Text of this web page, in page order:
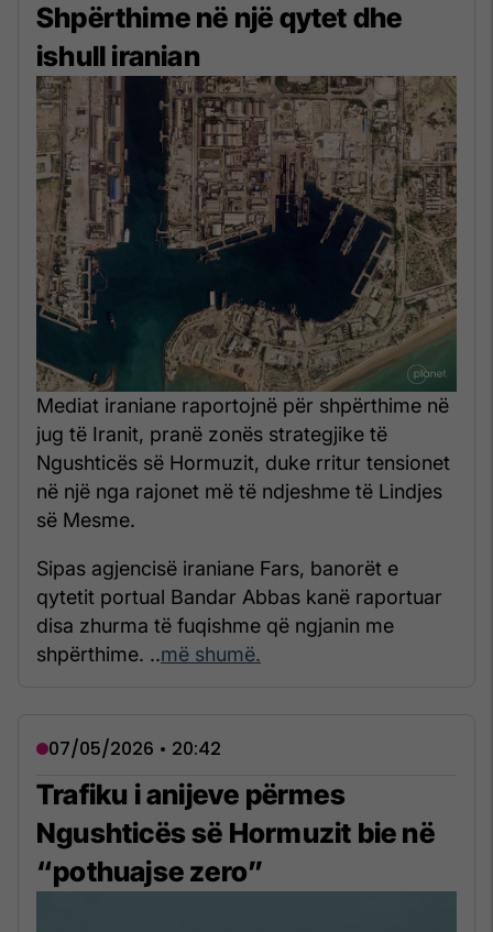
Shpërthime në një qytet dhe
ishull iranian
Mediat iraniane raportojnë për shpërthime në
jug të Iranit, pranë zonës strategjike të
Ngushticës së Hormuzit, duke rritur tensionet
në një nga rajonet më të ndjeshme të Lindjes
së Mesme.
Sipas agjencisë iraniane Fars, banorët e
qytetit portual Bandar Abbas kanë raportuar
disa zhurma të fuqishme që ngjanin me
shpërthime. ..më shumë.
07/05/2026 • 20:42
Trafiku i anijeve përmes
Ngushticës së Hormuzit bie në
“pothuajse zero”